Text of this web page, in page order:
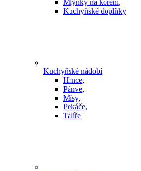
Mlýnky na koření,
Kuchyňské doplňky
Kuchyňské nádobí
Hrnce,
Pánve,
Mísy,
Pekáče,
Talíře